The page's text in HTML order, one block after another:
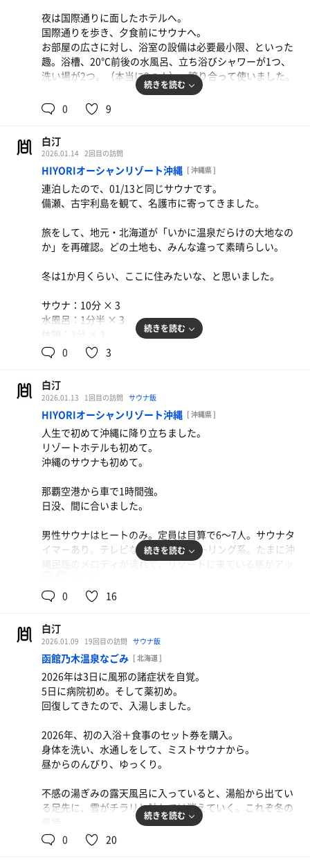
※露天風呂のデジタル温度計が故障中
サウナ：10分 × 3
水風呂：30秒 × 3
外気浴：3分 × 3
サウナ：6分（上段）
水シャワー：20秒
夜は国際通りに面したホテルへ。
国際通りを歩き、夕食前にサウナへ。
お部屋の広さに対し、浴室の設備は必要最小限、といった
趣。浴槽、20℃前後の水風呂、立ち浴びシャワーが1つ、
洗い場が2つ。（本当に2つ！） 譲り合って使いました。
入口の横にベンチがあり、休憩はそちらで。ベンチを背に
して、奥の左にミスト、右にヒート。自室のシャワーを使
う人が多いのかもしれませんね。サウナの利用者は少な
く、静かに楽しめました。
中心街のホテルに望むべくもない、とは思いつつ、外気浴
なしは物足りなかったです。そこだけは残念。次回は沖縄
サウナの下調べ、しておきます。
サウナ：8分 8分 9分 10分
水風呂：1分半 × 4
合計：4セット
続きを読む
0 9
白汀
2026.01.14 2回目の訪問
HIYORIオーシャンリゾート沖縄 [ 沖縄県 ]
連泊したので、01/13と同じサウナです。
備瀬、古宇利島を観て、名護市に寄ってきました。
旅をして、地元・北海道が「いかに温泉だらけの大地なの
か」を再確認。どの土地も、みんな違って素晴らしい。
冬は1か月くらい、ここに住みたいな、と思いました。
サウナ：10分 × 3
水風呂：1分半 × 3
合計：3セット
続きを読む
0 3
白汀
2026.01.13 1回目の訪問 サウナ飯
HIYORIオーシャンリゾート沖縄 [ 沖縄県 ]
人生で初めて沖縄に降り立ちました。
リゾートホテルも初めて。
沖縄のサウナも初めて。
那覇空港から車で1時間強。
日没、間に合いました。
男性サウナはヒートのみ。定員は目算で6〜7人。サウナタ
イマーあり。テレビなし。BGMはヒーリング系。たまに沖
縄民謡のメロディが流れて、リゾートに来ている感がアッ
上段はかなりの暑さ。下段をメインに熱を浴びました。サ
横のドアをくぐって20℃の水風呂へ直行。お隣には長方形
の内風呂。動線（導線）、バッチリです。
内風呂は海に面していて、大きな窓がフルオープン。夕日
を眺めながら、入浴、休憩、外気浴。日が沈んでからは、
定期的に巡ってくる残波岬灯台？の光を見ていました。外
気浴をしながら、海と空と灯台の光を眺められる。景勝地
※施設案内によると、女性サウナはミストサウナのみ。浴
槽は露天風呂のみ。浴場の入れ替えは無さそうです。
ヒートサウナ：6分 7分 8分
水風呂：1分半
合計：3セット
続きを読む
0 16
白汀
2026.01.09 19回目の訪問 サウナ飯
函館乃木温泉なごみ [ 北海道 ]
2026年は3日に風邪の諸症状を自覚。
5日に病院初め。そして薬初め。
回復してきたので、入湯しました。
2026年、初の入浴＋食事のセット券を購入。
身体を洗い、水通しをして、ミストサウナから。
昼からのんびり、ゆっくり。
不感の湯ぎみの露天風呂に入っていると、湯船から出てい
る足先に、雪がチラリと触れては消えていく。これぞ冬の
病み上がりなので無理をせず、風に当たらない場所＆短時
続きを読む
0 20